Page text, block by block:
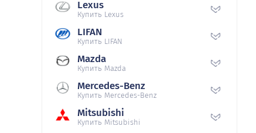
Lexus
Купить Lexus
LIFAN
Купить LIFAN
Mazda
Купить Mazda
Mercedes-Benz
Купить Mercedes-Benz
Mitsubishi
Купить Mitsubishi